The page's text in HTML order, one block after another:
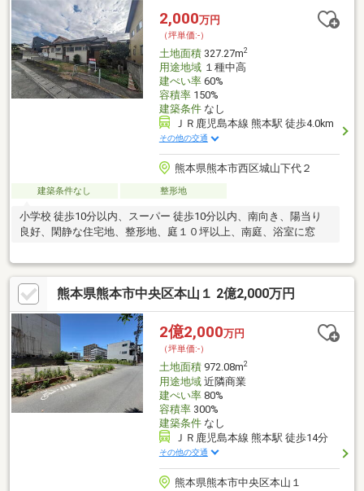
2,000万円
（坪単価:-）
土地面積327.27m2
用途地域１種中高
建ぺい率60%
容積率150%
建築条件なし
ＪＲ鹿児島本線 熊本駅 徒歩4.0km
その他の交通
熊本県熊本市西区城山下代２
建築条件なし 整形地
小学校 徒歩10分以内、スーパー 徒歩10分以内、南向き、陽当り
良好、閑静な住宅地、整形地、庭１０坪以上、南庭、浴室に窓
熊本県熊本市中央区本山１ 2億2,000万円
2億2,000万円
（坪単価:-）
土地面積972.08m2
用途地域近隣商業
建ぺい率80%
容積率300%
建築条件なし
ＪＲ鹿児島本線 熊本駅 徒歩14分
その他の交通
熊本県熊本市中央区本山１